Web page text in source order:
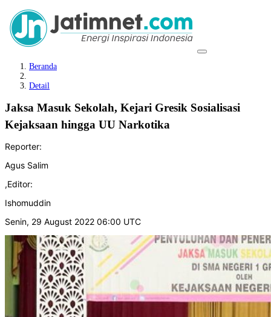
Beranda
Detail
Jaksa Masuk Sekolah, Kejari Gresik Sosialisasi
Kejaksaan hingga UU Narkotika
Reporter:
Agus Salim
,Editor:
Ishomuddin
Senin, 29 August 2022 06:00 UTC